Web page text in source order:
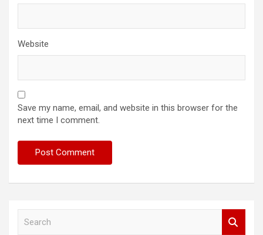
Website
Save my name, email, and website in this browser for the
next time I comment.